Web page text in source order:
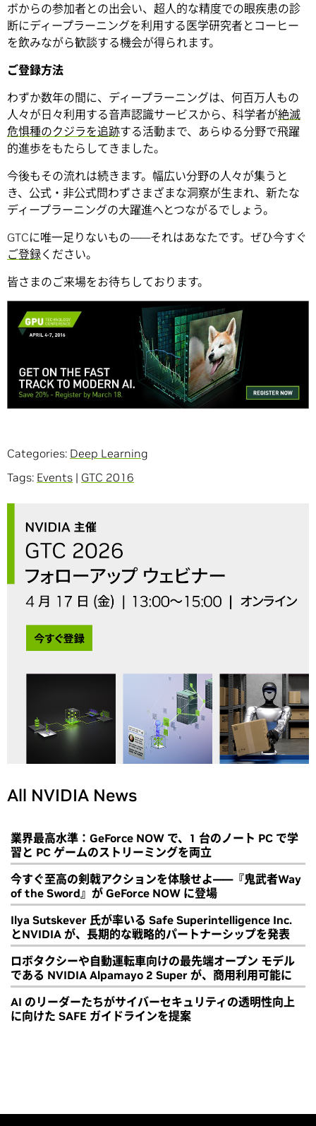
ボからの参加者との出会い、超人的な精度での眼疾患の診
断にディープラーニングを利用する医学研究者とコーヒー
を飲みながら歓談する機会が得られます。
ご登録方法
わずか数年の間に、ディープラーニングは、何百万人もの
人々が日々利用する音声認識サービスから、科学者が絶滅
危惧種のクジラを追跡する活動まで、あらゆる分野で飛躍
的進歩をもたらしてきました。
今後もその流れは続きます。幅広い分野の人々が集うと
き、公式・非公式問わずさまざまな洞察が生まれ、新たな
ディープラーニングの大躍進へとつながるでしょう。
GTCに唯一足りないもの――それはあなたです。ぜひ今すぐ
ご登録ください。
皆さまのご来場をお待ちしております。
Categories: Deep Learning
Tags: Events | GTC 2016
All NVIDIA News
業界最高水準：GeForce NOW で、1 台のノート PC で学
習と PC ゲームのストリーミングを両立
今すぐ至高の剣戟アクションを体験せよ――『鬼武者Way
of the Sword』が GeForce NOW に登場
Ilya Sutskever 氏が率いる Safe Superintelligence Inc.
とNVIDIA が、長期的な戦略的パートナーシップを発表
ロボタクシーや自動運転車向けの最先端オープン モデル
である NVIDIA Alpamayo 2 Super が、商用利用可能に
AI のリーダーたちがサイバーセキュリティの透明性向上
に向けた SAFE ガイドラインを提案